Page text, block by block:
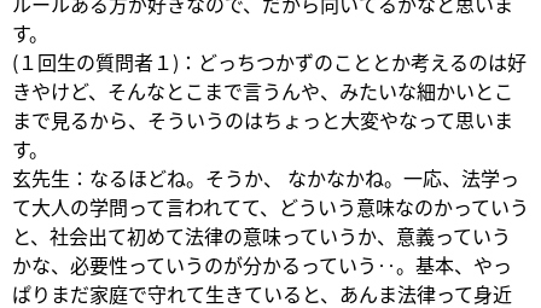
す。
(１回生の質問者１)：どっちつかずのこととか考えるのは好
きやけど、そんなとこまで言うんや、みたいな細かいとこ
まで見るから、そういうのはちょっと大変やなって思いま
す。
玄先生：なるほどね。そうか、 なかなかね。一応、法学っ
て大人の学問って言われてて、どういう意味なのかっていう
と、社会出て初めて法律の意味っていうか、意義っていう
かな、必要性っていうのが分かるっていう‥。基本、やっ
ぱりまだ家庭で守れて生きていると、あんま法律って身近